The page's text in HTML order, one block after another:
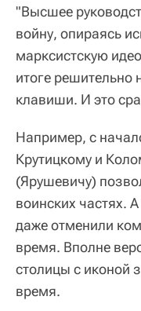
"Высшее
войну, опираясь
марксистскую
итоге решительно
клавиши. И это
Например, с
Крутицкому и
(Ярушевичу)
воинских частях.
даже отменили
время. Вполне
столицы с иконой
время.